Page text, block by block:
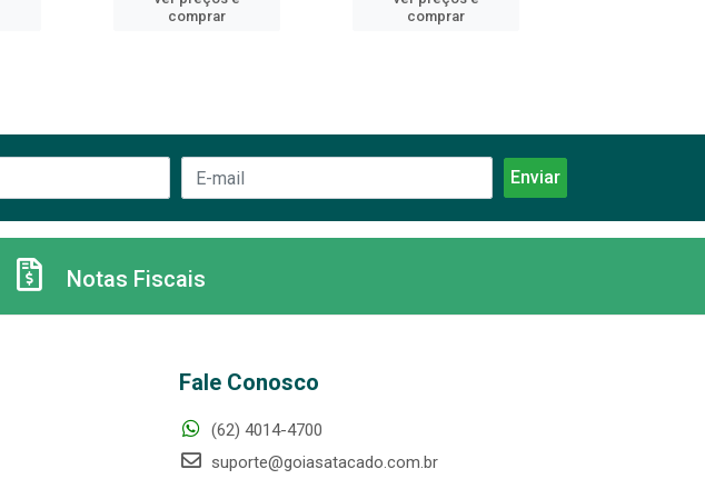
comprar
comprar
Notas Fiscais
Fale Conosco
(62) 4014-4700
suporte@goiasatacado.com.br